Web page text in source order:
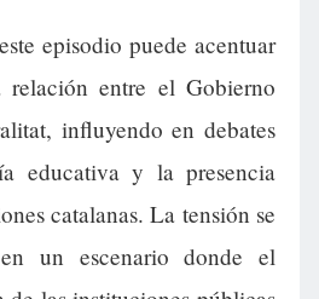
episodio puede acentuar
entre el Gobierno
influyendo en debates
educativa y la presencia
catalanas. La tensión se
un escenario donde el